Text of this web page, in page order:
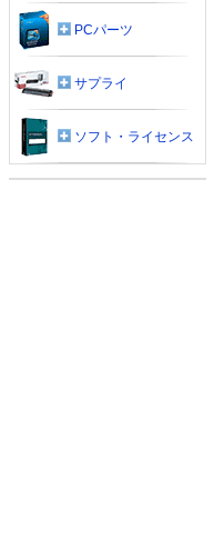
PCパーツ
サプライ
ソフト・ライセンス